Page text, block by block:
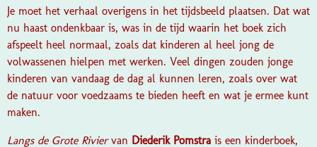
Je moet het verhaal overigens in het tijdsbeeld plaatsen. Dat wat
nu haast ondenkbaar is, was in de tijd waarin het boek zich
afspeelt heel normaal, zoals dat kinderen al heel jong de
volwassenen hielpen met werken. Veel dingen zouden jonge
kinderen van vandaag de dag al kunnen leren, zoals over wat
de natuur voor voedzaams te bieden heeft en wat je ermee kunt
maken.
Langs de Grote Riviervan Diederik Pomstra is een kinderboek,